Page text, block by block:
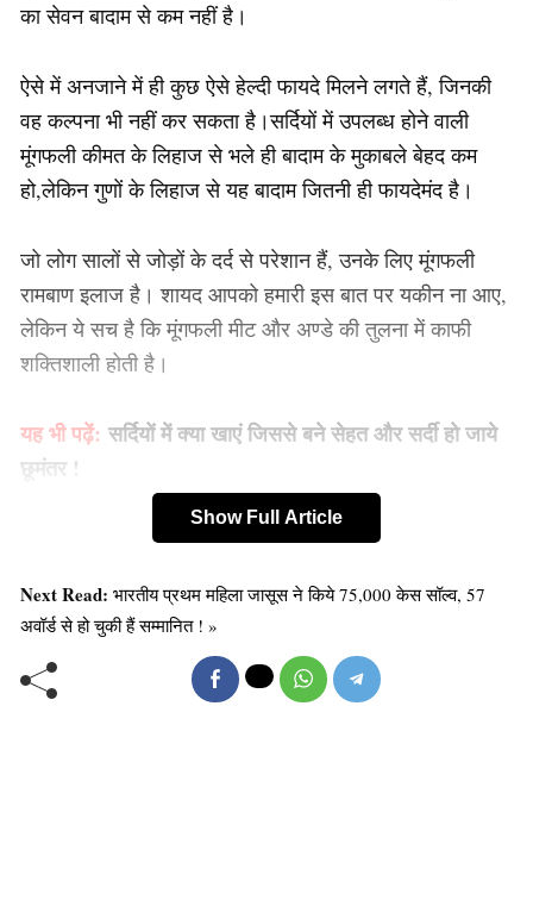
का सेवन बादाम से कम नहीं है।
ऐसे में अनजाने में ही कुछ ऐसे हेल्दी फायदे मिलने लगते हैं, जिनकी
वह कल्पना भी नहीं कर सकता है।सर्दियों में उपलब्‍ध होने वाली
मूंगफली कीमत के लिहाज से भले ही बादाम के मुकाबले बेहद कम
हो,लेकिन गुणों के लिहाज से यह बादाम जितनी ही फायदेमंद है।
जो लोग सालों से जोड़ों के दर्द से परेशान हैं, उनके लिए मूंगफली
रामबाण इलाज है। शायद आपको हमारी इस बात पर यकीन ना आए,
लेकिन ये सच है कि मूंगफली मीट और अण्डे की तुलना में काफी
शक्तिशाली होती है।
यह भी पढ़ें: सर्दियों में क्या खाएं जिससे बने सेहत और सर्दी हो जाये
छूमंतर !
हड्डियों के लिए फायदेमंद मूंगफली:
उम्र बढ़ने के साथ-साथ हड्डियां कमजोर पड़ने लगती हैं।इसकी
वजह से हल्की सी चोट लगने पर भी हड्डी टूटने का डर रहता है।
Show Full Article
Next Read: भारतीय प्रथम महिला जासूस ने किये 75,000 केस सॉल्व, 57
अवॉर्ड से हो चुकी हैं सम्मानित ! »